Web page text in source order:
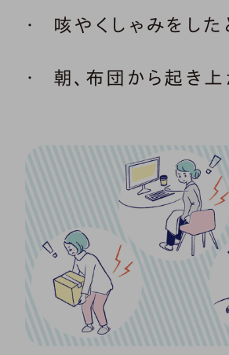
咳やくしゃみをした
朝、布団から起き上